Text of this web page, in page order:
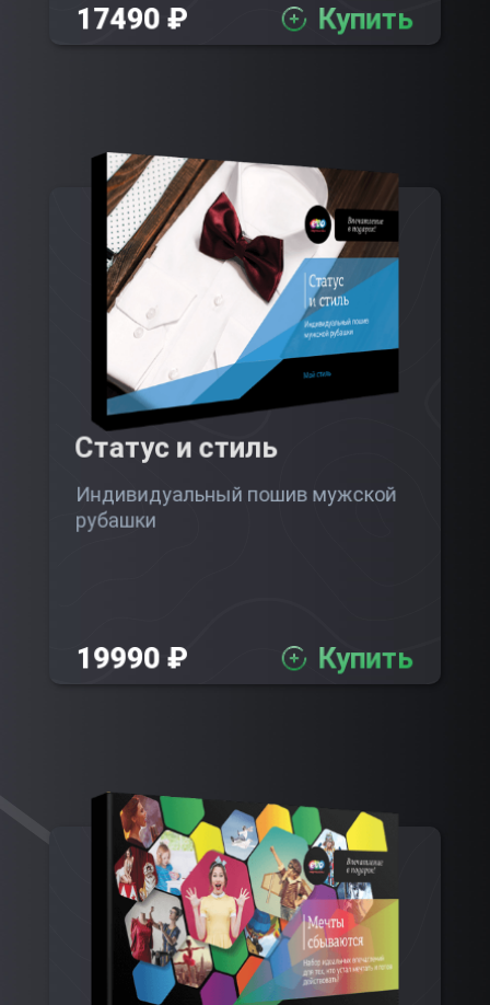
17490 ₽ Купить
Статус и стиль
Индивидуальный пошив мужской
рубашки
19990 ₽ Купить